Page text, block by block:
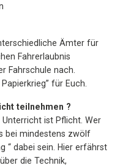
Ämter für
Fahrerlaubnis
Fahrschule nach.
für Euch.
teilnehmen ?
ist Pflicht. Wer
bei mindestens zwölf
“ dabei sein. Hier erfährst
die Technik,